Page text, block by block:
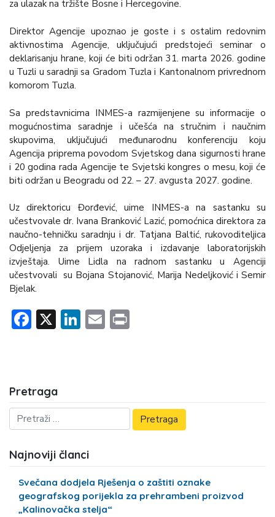
za ulazak na tržište Bosne i Hercegovine.
Direktor Agencije upoznao je goste i s ostalim redovnim
aktivnostima Agencije, uključujući predstojeći seminar o
deklarisanju hrane, koji će biti održan 31. marta 2026. godine
u Tuzli u saradnji sa Gradom Tuzla i Kantonalnom privrednom
komorom Tuzla.
Sa predstavnicima INMES-a razmijenjene su informacije o
mogućnostima saradnje i učešća na stručnim i naučnim
skupovima, uključujući međunarodnu konferenciju koju
Agencija priprema povodom Svjetskog dana sigurnosti hrane
i 20 godina rada Agencije te Svjetski kongres o mesu, koji će
biti održan u Beogradu od 22. – 27. avgusta 2027. godine.
Uz direktoricu Đorđević, uime INMES-a na sastanku su
učestvovale dr. Ivana Branković Lazić, pomoćnica direktora za
naučno-tehničku saradnju i dr. Tatjana Baltić, rukovoditeljica
Odjeljenja za prijem uzoraka i izdavanje laboratorijskih
izvještaja. Uime Lidla na radnom sastanku u Agenciji
učestvovali su Bojana Stojanović, Marija Nedeljković i Semir
Bjelak.
Facebook
X LinkedIn
Email
Pretraga
Najnoviji članci
Svečana dodjela Rješenja o zaštiti oznake
geografskog porijekla za prehrambeni proizvod
„Kalinovačka stelja“